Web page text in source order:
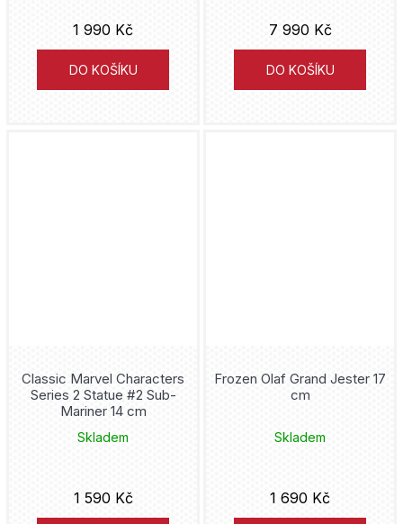
1 990 Kč
DO KOŠÍKU
7 990 Kč
DO KOŠÍKU
Classic Marvel Characters
Series 2 Statue #2 Sub-
Mariner 14 cm
Skladem
1 590 Kč
Frozen Olaf Grand Jester 17
cm
Skladem
1 690 Kč